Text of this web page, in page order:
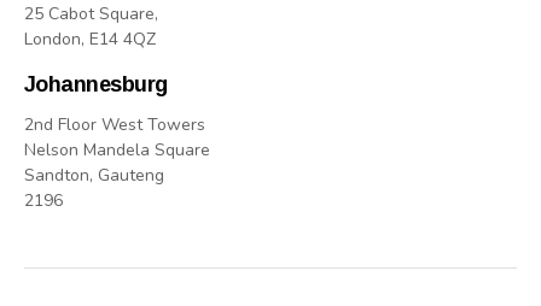
25 Cabot Square,
London, E14 4QZ
Johannesburg
2nd Floor West Towers
Nelson Mandela Square
Sandton, Gauteng
2196